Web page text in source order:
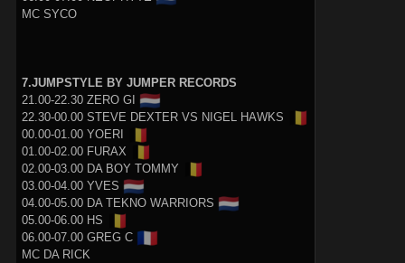
MC SYCO
7.JUMPSTYLE BY JUMPER RECORDS
21.00-22.30 ZERO GI 🇳🇱
22.30-00.00 STEVE DEXTER VS NIGEL HAWKS 🇧🇪
00.00-01.00 YOERI 🇧🇪
01.00-02.00 FURAX 🇧🇪
02.00-03.00 DA BOY TOMMY 🇧🇪
03.00-04.00 YVES 🇳🇱
04.00-05.00 DA TEKNO WARRIORS 🇳🇱
05.00-06.00 HS 🇧🇪
06.00-07.00 GREG C 🇫🇷
MC DA RICK